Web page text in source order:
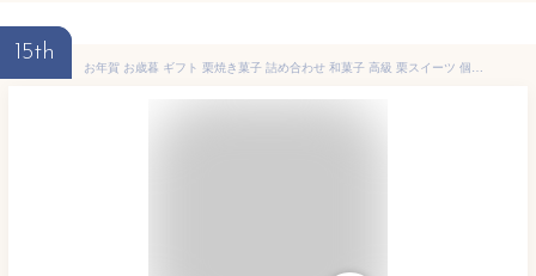
15th
お年賀 お歳暮 ギフト 栗焼き菓子 詰め合わせ 和菓子 高級 栗スイーツ 個包装 プレゼント 贈り物 長寿祝い お礼 感謝 人気 お取り寄せ / オリジナル 缶ギフト 焼き菓子詰め合わせ / 岐阜 良平堂 【あす楽対応】 早割